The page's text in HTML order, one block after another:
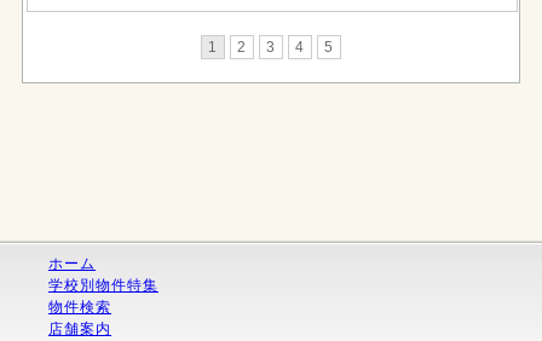
1 2 3 4 5
ホーム
学校別物件特集
物件検索
店舗案内